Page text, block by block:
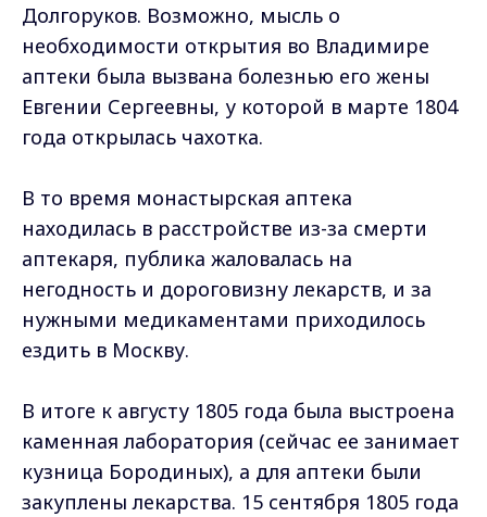
Долгоруков. Возможно, мысль о
необходимости открытия во Владимире
аптеки была вызвана болезнью его жены
Евгении Сергеевны, у которой в марте 1804
года открылась чахотка.
В то время монастырская аптека
находилась в расстройстве из-за смерти
аптекаря, публика жаловалась на
негодность и дороговизну лекарств, и за
нужными медикаментами приходилось
ездить в Москву.
В итоге к августу 1805 года была выстроена
каменная лаборатория (сейчас ее занимает
кузница Бородиных), а для аптеки были
закуплены лекарства. 15 сентября 1805 года